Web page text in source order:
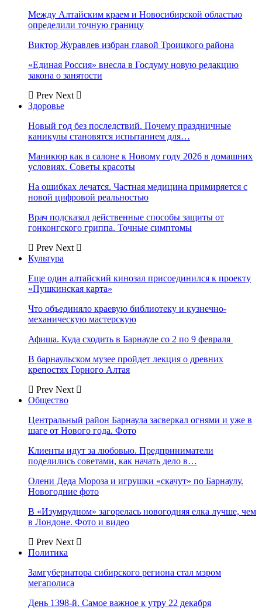
Между Алтайским краем и Новосибирской областью
определили точную границу
Виктор Журавлев избран главой Троицкого района
«Единая Россия» внесла в Госдуму новую редакцию
закона о занятости
Prev Next
Здоровье
Новый год без последствий. Почему праздничные
каникулы становятся испытанием для…
Маникюр как в салоне к Новому году 2026 в домашних
условиях. Советы красоты
На ошибках лечатся. Частная медицина примиряется с
новой цифровой реальностью
Врач подсказал действенные способы защиты от
гонконгского гриппа. Точные симптомы
Prev Next
Культура
Еще один алтайский кинозал присоединился к проекту
«Пушкинская карта»
Что объединяло краевую библиотеку и кузнечно-
механическую мастерскую
Афиша. Куда сходить в Барнауле со 2 по 9 февраля
В барнаульском музее пройдет лекция о древних
крепостях Горного Алтая
Prev Next
Общество
Центральный район Барнаула засверкал огнями и уже в
шаге от Нового года. Фото
Клиенты идут за любовью. Предприниматели
поделились советами, как начать дело в…
Олени Деда Мороза и игрушки «скачут» по Барнаулу.
Новогодние фото
В «Изумрудном» загорелась новогодняя елка лучше, чем
в Лондоне. Фото и видео
Prev Next
Политика
Замгубернатора сибирского региона стал мэром
мегаполиса
День 1398-й. Самое важное к утру 22 декабря